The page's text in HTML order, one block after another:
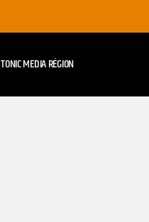
TONIC MEDIA RÉGION